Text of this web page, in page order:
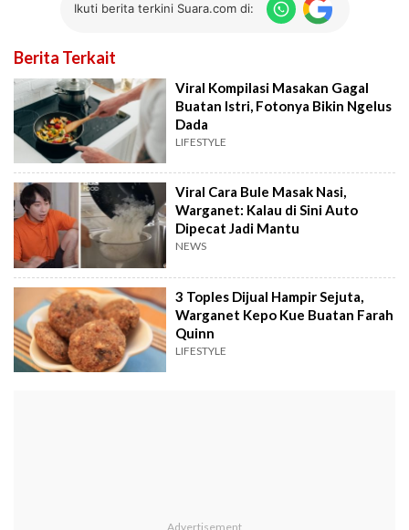
Ikuti berita terkini Suara.com di:
Berita Terkait
Viral Kompilasi Masakan Gagal
Buatan Istri, Fotonya Bikin Ngelus
Dada
LIFESTYLE
Viral Cara Bule Masak Nasi,
Warganet: Kalau di Sini Auto
Dipecat Jadi Mantu
NEWS
3 Toples Dijual Hampir Sejuta,
Warganet Kepo Kue Buatan Farah
Quinn
LIFESTYLE